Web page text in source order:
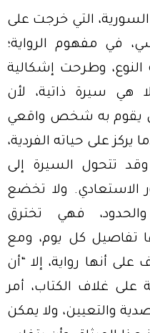
السورية، التي خرجت على
في مفهوم الرواية؛
وطرحت إشكالية
هي سيرة ذاتية، لأن
يقوم به شخص واقعي
على حياته الفردية،
تتحول السيرة إلى
الاستعادي. ولا تخضع
والحدود، فهي تخترق
تفاصيل كل يوم، ومع
أنها رواية، إلا “أن
غلاف الكتاب، أمر
والتعيين، ولا يمكن